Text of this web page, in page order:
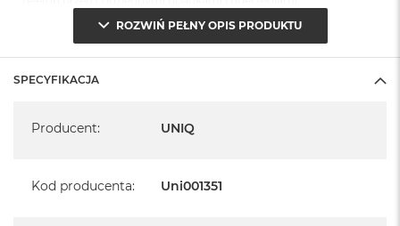
CECHY:
MagClick™
Odporność na zarysowania 5H z 360-stopniowym
oświetlenia
ROZWIŃ PEŁNY OPIS PRODUKTU
SPECYFIKACJA
Producent: UNIQ
Kod producenta: Uni001351